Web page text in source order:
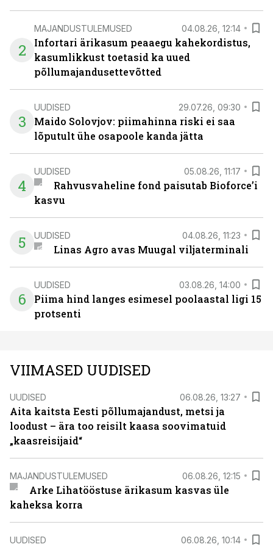
2
MAJANDUSTULEMUSED 04.08.26, 12:14
Infortari ärikasum peaaegu kahekordistus,
kasumlikkust toetasid ka uued
põllumajandusettevõtted
3
UUDISED 29.07.26, 09:30
Maido Solovjov: piimahinna riski ei saa
lõputult ühe osapoole kanda jätta
4
UUDISED 05.08.26, 11:17
Rahvusvaheline fond paisutab Bioforce’i
kasvu
5 UUDISED 04.08.26, 11:23
Linas Agro avas Muugal viljaterminali
6
UUDISED 03.08.26, 14:00
Piima hind langes esimesel poolaastal ligi 15
protsenti
VIIMASED UUDISED
UUDISED 06.08.26, 13:27
Aita kaitsta Eesti põllumajandust, metsi ja
loodust – ära too reisilt kaasa soovimatuid
„kaasreisijaid“
MAJANDUSTULEMUSED 06.08.26, 12:15
Arke Lihatööstuse ärikasum kasvas üle
kaheksa korra
UUDISED 06.08.26, 10:14